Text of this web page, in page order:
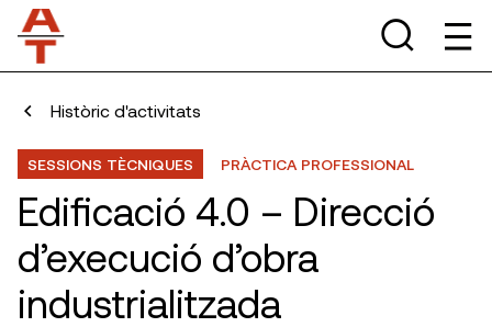
Històric d'activitats
SESSIONS TÈCNIQUES PRÀCTICA PROFESSIONAL
Edificació 4.0 – Direcció
d’execució d’obra
industrialitzada